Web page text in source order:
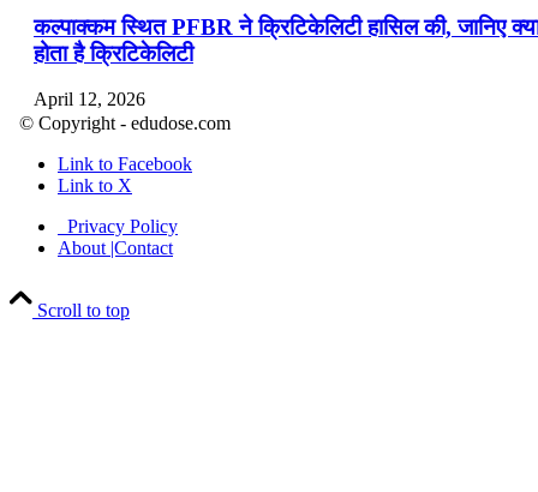
कल्पाक्कम स्थित PFBR ने क्रिटिकेलिटी हासिल की, जानिए
होता है क्रिटिकेलिटी
April 12, 2026
April 9, 2026
नासा का आर्टेमिस-2 मिशन: मनुष्य एक बार फिर से चंद्रमा के
पहुंचा
April 7, 2026
© Copyright - edudose.com
Link to Facebook
Link to X
Privacy Policy
About |Contact
Scroll to top